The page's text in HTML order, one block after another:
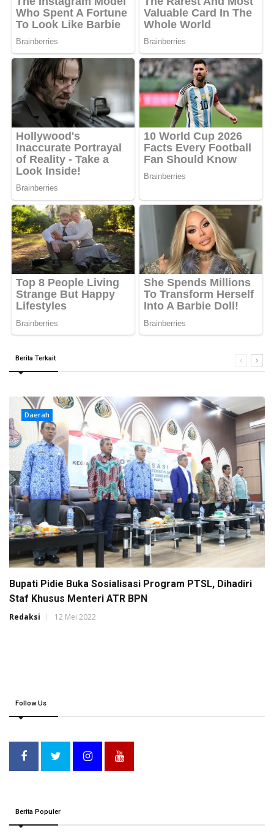
Berita Terkait
Daerah
Bupati Pidie Buka Sosialisasi Program PTSL, Dihadiri
Staf Khusus Menteri ATR BPN
Redaksi 12 Mei 2022
Follow Us
Berita Populer